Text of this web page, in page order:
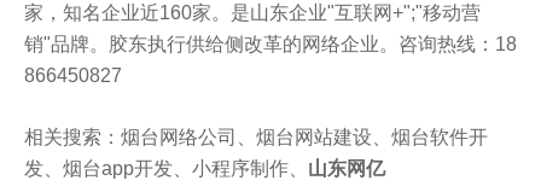
家，知名企业近160家。是山东企业"互联网+";"移动营
销"品牌。胶东执行供给侧改革的网络企业。咨询热线：18
866450827
相关搜索：烟台网络公司、烟台网站建设、烟台软件开
发、烟台app开发、小程序制作、 山东网亿